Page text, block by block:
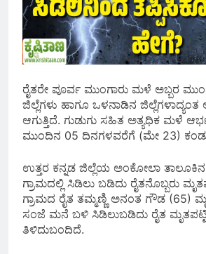
ರೈತರೇ ಪೂರ್ವ ಮುಂಗಾರು ಮಳೆ ಅಬ್ಬರ
ಜಿಲ್ಲೆಗಳು ಹಾಗೂ ಒಳನಾಡಿನ
ಆಗುತ್ತಿದೆ. ಗುಡುಗು ಸಹಿತ ಅತ್ಯಧಿಕ ಮಳೆ
ಮುಂದಿನ 05 ದಿನಗಳವರೆಗೆ (ಮೇ 23)
ಉತ್ತರ ಕನ್ನಡ ಜಿಲ್ಲೆಯ ಅಂಕೋಲಾ
ಗ್ರಾಮದಲ್ಲಿ ಸಿಡಿಲು ಬಡಿದು ರೈತನೊಬ್ಬರು
ಗ್ರಾಮದ ರೈತ ತಮ್ಮಣ್ಣಿ ಅನಂತ ಗೌಡ (65)
ಸಂಜೆ ಮನೆ ಬಳಿ ಸಿಡಿಲುಬಡಿದು ರೈತ
ತಿಳಿದುಬಂದಿದೆ.